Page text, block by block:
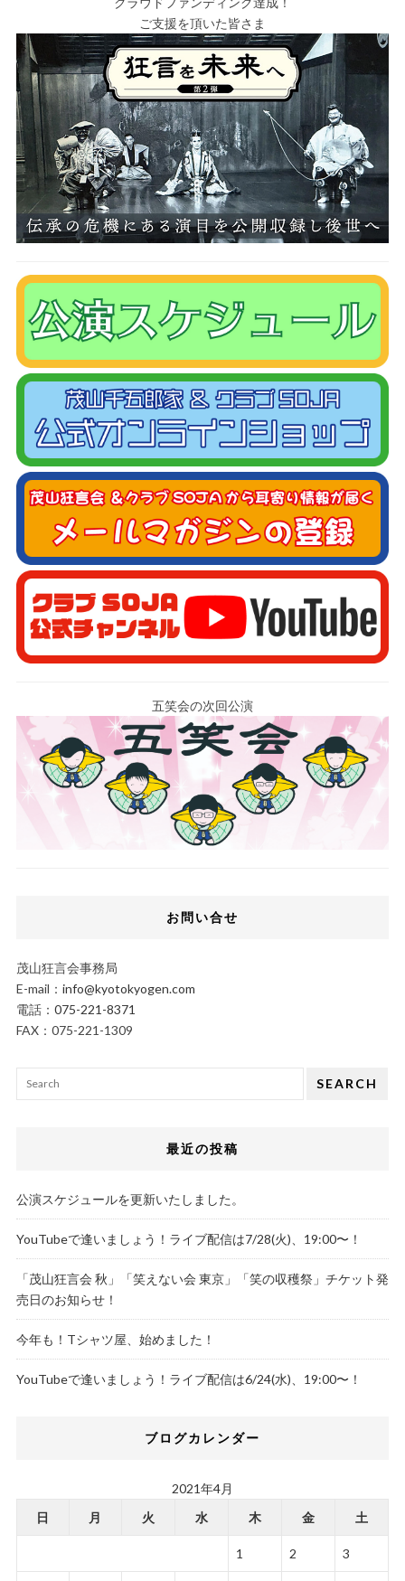
ご支援を頂いた皆さま
五笑会の次回公演
お問い合せ
茂山狂言会事務局
E-mail： info@kyotokyogen.com
電話： 075-221-8371
FAX：075-221-1309
SEARCH
最近の投稿
公演スケジュールを更新いたしました。
YouTubeで逢いましょう！ライブ配信は7/28(火)、19:00〜！
「茂山狂言会 秋」「笑えない会 東京」「笑の収穫祭」チケット発
売日のお知らせ！
今年も！Tシャツ屋、始めました！
YouTubeで逢いましょう！ライブ配信は6/24(水)、19:00〜！
ブログカレンダー
2021年4月
日
月 火 水 木 金 土
1 2 3